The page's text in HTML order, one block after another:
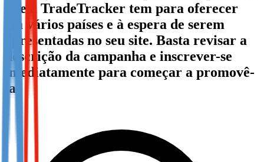
Not already our Publisher?
Sign up here
que a TradeTracker tem para oferecer
em vários países e à espera de serem
apresentadas no seu site. Basta revisar a
descrição da campanha e inscrever-se
imediatamente para começar a promovê-
la!